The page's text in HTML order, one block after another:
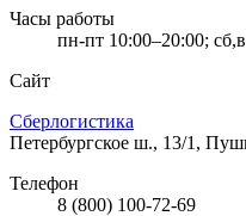
Часы работы
пн-пт 10:00–20:00;
Сайт
Сберлогистика
Петербургское ш., 13/1,
Телефон
8 (800) 100-72-69